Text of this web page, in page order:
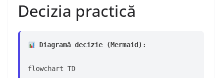
Decizia practică
Diagramă decizie (Mermaid):
flowchart TD